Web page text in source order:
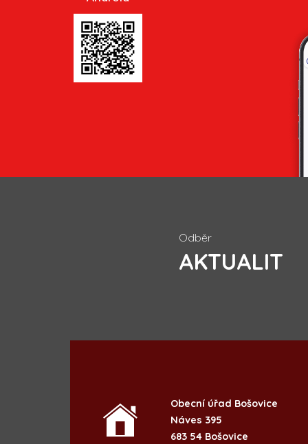
Odběr
AKTUALIT
Obecní úřad Bošovice
Náves 395
683 54 Bošovice